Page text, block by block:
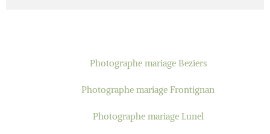
Photographe mariage Beziers
Photographe mariage Frontignan
Photographe mariage Lunel